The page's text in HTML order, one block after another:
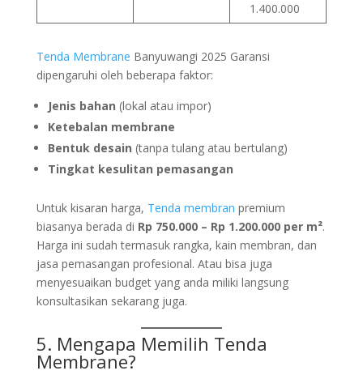
1.400.000
Tenda Membrane Banyuwangi 2025 Garansi
dipengaruhi oleh beberapa faktor:
Jenis bahan (lokal atau impor)
Ketebalan membrane
Bentuk desain (tanpa tulang atau bertulang)
Tingkat kesulitan pemasangan
Untuk kisaran harga, Tenda membran premium
biasanya berada di Rp 750.000 – Rp 1.200.000 per m².
Harga ini sudah termasuk rangka, kain membran, dan
jasa pemasangan profesional. Atau bisa juga
menyesuaikan budget yang anda miliki langsung
konsultasikan sekarang juga.
5. Mengapa Memilih Tenda
Membrane?